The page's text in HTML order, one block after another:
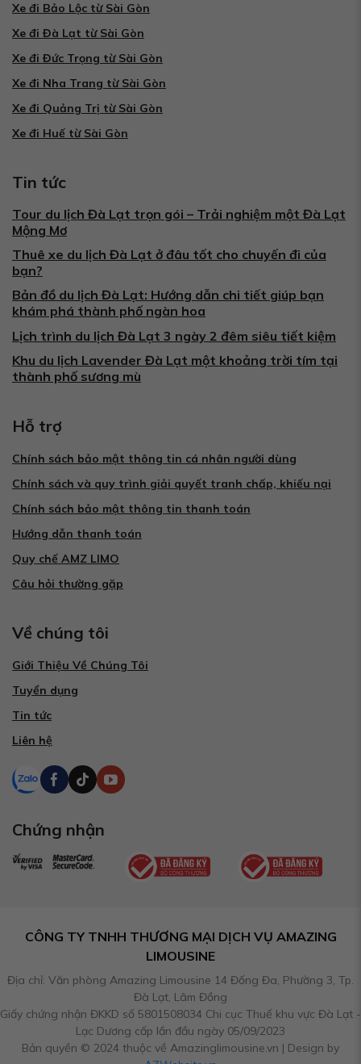
Xe đi Bảo Lộc từ Sài Gòn
Xe đi Đà Lạt từ Sài Gòn
Xe đi Đức Trọng từ Sài Gòn
Xe đi Nha Trang từ Sài Gòn
Xe đi Quảng Trị từ Sài Gòn
Xe đi Huế từ Sài Gòn
Tin tức
Tour du lịch Đà Lạt trọn gói – Trải nghiệm một Đà Lạt
Mộng Mơ
Thuê xe du lịch Đà Lạt ở đâu tốt cho chuyến đi của
bạn?
Bản đồ du lịch Đà Lạt: Hướng dẫn chi tiết giúp bạn
khám phá thành phố ngàn hoa
Lịch trình du lịch Đà Lạt 3 ngày 2 đêm siêu tiết kiệm
Khu du lịch Lavender Đà Lạt một khoảng trời tím tại
thành phố sương mù
Hỗ trợ
Chính sách bảo mật thông tin cá nhân người dùng
Chính sách và quy trình giải quyết tranh chấp, khiếu nại
Chính sách bảo mật thông tin thanh toán
Hướng dẫn thanh toán
Quy chế AMZ LIMO
Câu hỏi thường gặp
Về chúng tôi
Giới Thiệu Về Chúng Tôi
Tuyển dụng
Tin tức
Liên hệ
Chứng nhận
CÔNG TY TNHH THƯƠNG MẠI DỊCH VỤ AMAZING
LIMOUSINE
Địa chỉ: Văn phòng Amazing Limousine 14 Đống Đa, Phường 3, Tp.
Đà Lạt, Lâm Đồng
Giấy chứng nhận ĐKKD số 5801508034 Chi cục Thuế khu vực Đà Lạt -
Lạc Dương cấp lần đầu ngày 05/09/2023
Bản quyền © 2024 thuộc về Amazinglimousine.vn | Design by